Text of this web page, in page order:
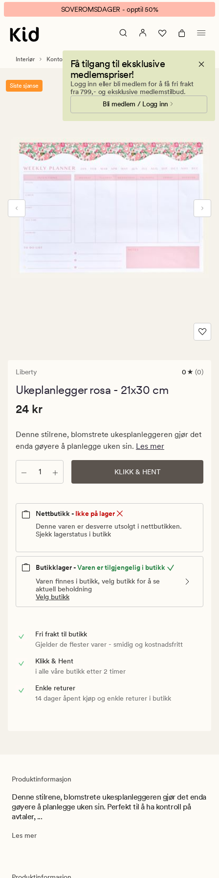
Liberty
ukeplanlegger
rosa
banner.
Klikk
ESCAPE
pause.
SOVEROMSDAGER - opptil 50%
Få tilgang til eksklusive
medlemspriser!
Logg inn eller bli medlem for å få fri frakt
fra 799,- og eksklusive medlemstilbud.
Bli medlem / Logg inn
Interiør Kontorrekvisita
Siste sjanse
Liberty
0
0 (0)
Ukeplanlegger rosa - 21x30 cm
Pris
24
kr
Pris 24 kr
24 kr
Denne stilrene, blomstrete ukesplanleggeren gjør det
enda gøyere å planlegge uken sin. Les mer
Antall KLIKK & HENT
Nettbutikk - Ikke på lager
Denne varen er desverre utsolgt i nettbutikken.
Sjekk lagerstatus i butikk
Butikklager -Varen er tilgjengelig i butikk
Varen finnes i butikk, velg butikk for å se
aktuell beholdning
Velg butikk
Fri frakt til butikk
Gjelder de flester varer - smidig og kostnadsfritt
Klikk & Hent
i alle våre butikk etter 2 timer
Enkle returer
14 dager åpent kjøp og enkle returer i butikk
Produktinformasjon
Denne stilrene, blomstrete ukesplanleggeren gjør det enda
gøyere å planlegge uken sin. Perfekt til å ha kontroll på
avtaler, ...
Les mer